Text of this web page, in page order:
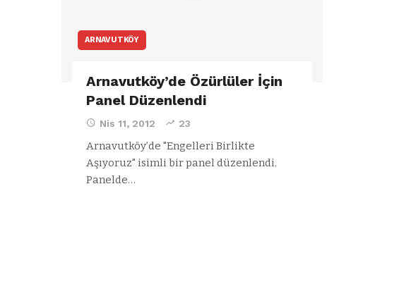
ARNAVUTKÖY
Arnavutköy’de Özürlüler İçin
Panel Düzenlendi
Nis 11, 2012 23
Arnavutköy’de "Engelleri Birlikte
Aşıyoruz" isimli bir panel düzenlendi.
Panelde…